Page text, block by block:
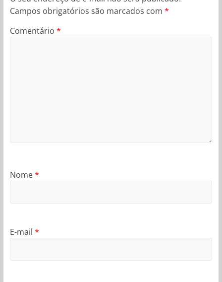
Campos obrigatórios são marcados com *
Comentário *
Nome*
E-mail *